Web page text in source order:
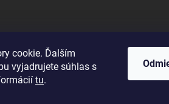
cookie. Ďalším
vyjadrujete súhlas s
tu.